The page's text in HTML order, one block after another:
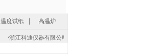
温度试纸 |
高温炉
浙江科通仪器有限公司(中国总部) -